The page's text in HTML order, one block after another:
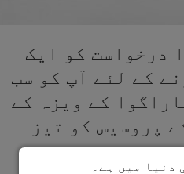
درخواست کو ایک
کے لئے آپ کو سب
کے ویزہ کے
پروسیس کو تیز
دنیا میں ہے۔